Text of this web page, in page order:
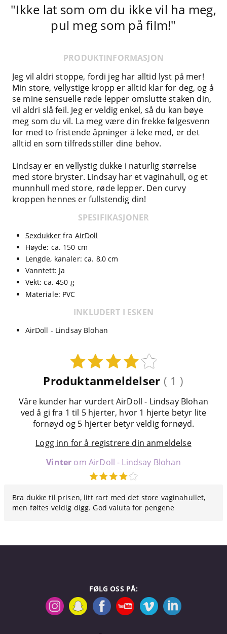
"Ikke lat som om du ikke vil ha meg,
pul meg som på film!"
PRODUKTINFORMASJON
Jeg vil aldri stoppe, fordi jeg har alltid lyst på mer!
Min store, vellystige kropp er alltid klar for deg, og å
se mine sensuelle røde lepper omslutte staken din,
vil aldri slå feil. Jeg er veldig enkel, så du kan bøye
meg som du vil. La meg være din frekke følgesvenn
for med to fristende åpninger å leke med, er det
alltid en som tilfredsstiller dine behov.
Lindsay er en vellystig dukke i naturlig størrelse
med store bryster. Lindsay har et vaginahull, og et
munnhull med store, røde lepper. Den curvy
kroppen hennes er fullstendig din!
SPESIFIKASJONER
Sexdukkerfra AirDoll
Høyde: ca. 150 cm
Lengde, kanaler: ca. 8,0 cm
Vanntett: Ja
Vekt: ca. 450 g
Materiale: PVC
INKLUDERT I ESKEN
AirDoll - Lindsay Blohan
Produktanmeldelser ( 1 )
Våre kunder har vurdert AirDoll - Lindsay Blohan
ved å gi fra 1 til 5 hjerter, hvor 1 hjerte betyr lite
fornøyd og 5 hjerter betyr veldig fornøyd.
Logg inn for å registrere din anmeldelse
Vinter om AirDoll - Lindsay Blohan
Bra dukke til prisen, litt rart med det store vaginahullet,
men føltes veldig digg. God valuta for pengene
FØLG OSS PÅ: